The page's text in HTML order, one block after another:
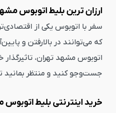
ارزان ترین بلیط اتوبوس
سفر با اتوبوس یکی از
جست‌وجو کنید و منتظر بمانید
خرید اینترنتی بلیط